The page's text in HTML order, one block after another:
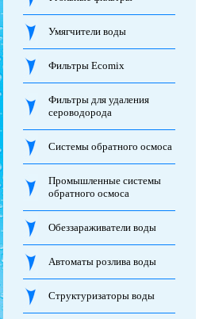
Умягчители воды
Фильтры Ecomix
Фильтры для удаления
сероводорода
Системы обратного осмоса
Промышленные системы
обратного осмоса
Обеззараживатели воды
Автоматы розлива воды
Структуризаторы воды